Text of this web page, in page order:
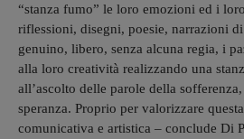
“stanza fumo” le loro emozioni ed i
riflessioni, disegni, poesie, narrazioni
genuino, libero, senza alcuna regia, i
alla loro creatività realizzando una
all’ascolto delle parole della
speranza. Proprio per valorizzare
comunicativa e artistica – conclude Di